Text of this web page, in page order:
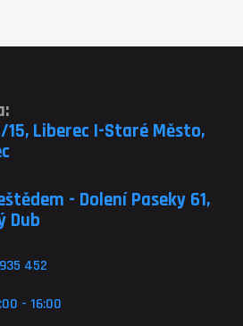
15, Liberec I-Staré Město,
- Dolení Paseky 61,
Dub
452
- 16:00